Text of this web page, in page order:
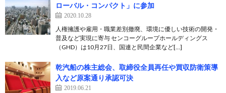
ローバル・コンパクト」に参加
2020.10.28
人権擁護や雇用・職業差別撤廃、環境に優しい技術の開発・
普及など実現に寄与 センコーグループホールディングス
（GHD）は10月27日、国連と民間企業など[…]
乾汽船の株主総会、取締役全員再任や買収防衛策導
入など原案通り承認可決
2019.06.21